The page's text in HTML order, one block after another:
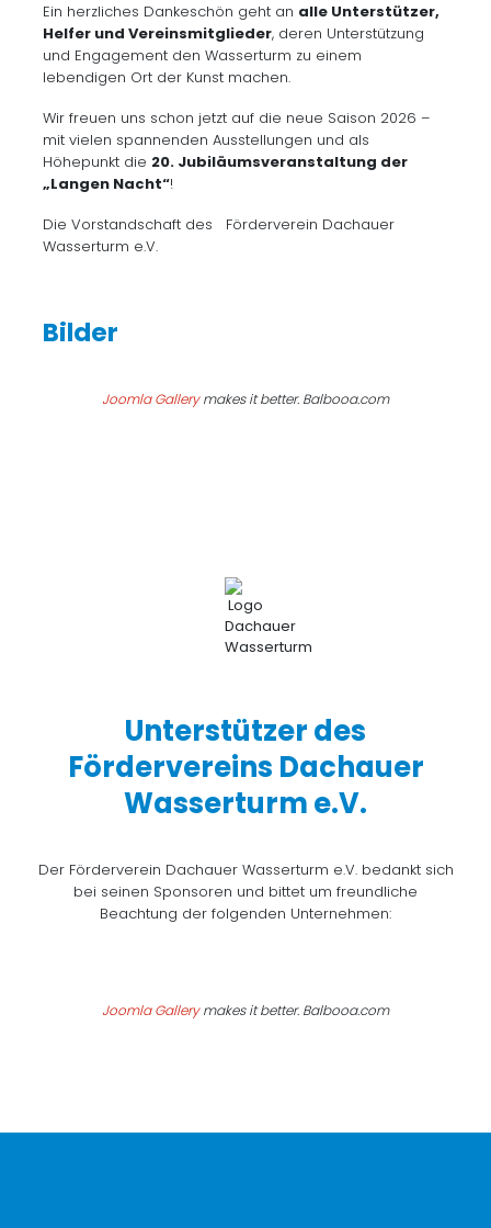
Ein herzliches Dankeschön geht an alle Unterstützer,
Helfer und Vereinsmitglieder, deren Unterstützung
und Engagement den Wasserturm zu einem
lebendigen Ort der Kunst machen.
Wir freuen uns schon jetzt auf die neue Saison 2026 –
mit vielen spannenden Ausstellungen und als
Höhepunkt die 20. Jubiläumsveranstaltung der
„Langen Nacht“!
Die Vorstandschaft des Förderverein Dachauer
Wasserturm e.V.
Joomla Gallerymakes it better. Balbooa.com
Unterstützer des
Fördervereins Dachauer
Wasserturm e.V.
Der Förderverein Dachauer Wasserturm e.V. bedankt sich
bei seinen Sponsoren und bittet um freundliche
Beachtung der folgenden Unternehmen:
Joomla Gallerymakes it better. Balbooa.com